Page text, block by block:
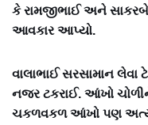
કે રામજીભાઈ અને
આવકાર આપ્યો.
વાલાભાઈ સરસામાન લેવા
નજર ટકરાઈ. આંખો
ચકળવકળ આંખો પણ